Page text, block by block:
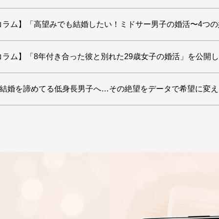
ム】「高望みでも結婚したい！ミドサー男子の婚活〜4つ
ム】「8年付き合った彼と別れた29歳女子の婚活」を公開
婚を諦めてる低身長男子へ…その絶望をデータで希望に変